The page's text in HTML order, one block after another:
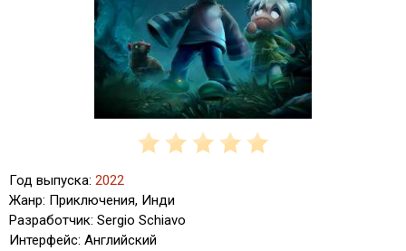
Год выпуска: 2022
Жанр: Приключения, Инди
Разработчик: Sergio Schiavo
Интерфейс: Английский